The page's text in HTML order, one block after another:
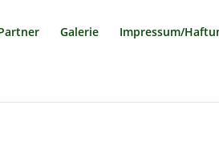
Galerie Impressum/